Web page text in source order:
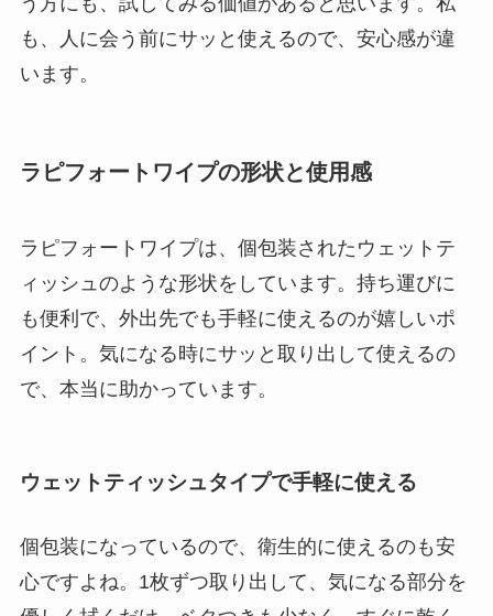
も、人に会う前にサッと使えるので、安心感が違
います。
ラピフォートワイプの形状と使用感
ラピフォートワイプは、個包装されたウェットテ
ィッシュのような形状をしています。持ち運びに
も便利で、外出先でも手軽に使えるのが嬉しいポ
イント。気になる時にサッと取り出して使えるの
で、本当に助かっています。
ウェットティッシュタイプで手軽に使える
個包装になっているので、衛生的に使えるのも安
心ですよね。1枚ずつ取り出して、気になる部分を